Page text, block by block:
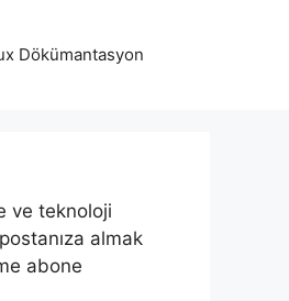
Dökümantasyon
ve teknoloji
almak
abone